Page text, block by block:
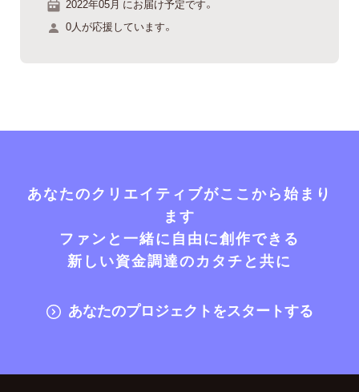
2022年05月 にお届け予定です。
0人が応援しています。
あなたのクリエイティブがここから始まり
ます
ファンと一緒に自由に創作できる
新しい資金調達のカタチと共に
あなたのプロジェクトをスタートする